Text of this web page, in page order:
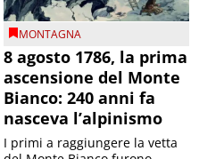
MONTAGNA
8 agosto 1786, la prima
ascensione del Monte
Bianco: 240 anni fa
nasceva l’alpinismo
I primi a raggiungere la vetta